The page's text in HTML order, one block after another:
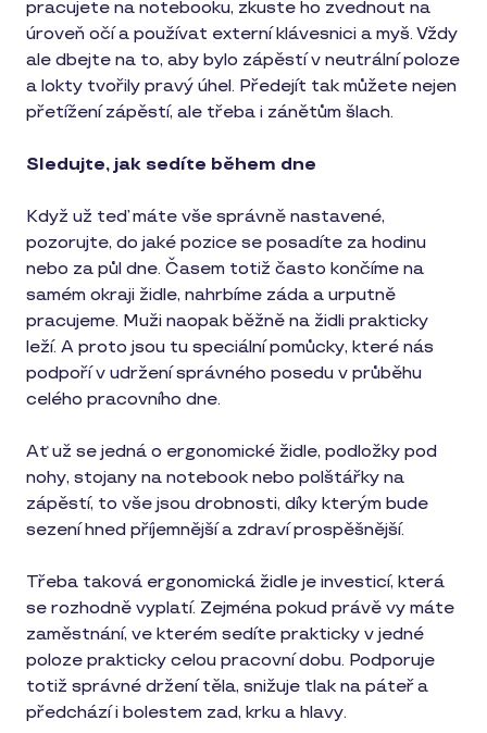
pracujete na notebooku, zkuste ho zvednout na
úroveň očí a používat externí klávesnici a myš. Vždy
ale dbejte na to, aby bylo zápěstí v neutrální poloze
a lokty tvořily pravý úhel. Předejít tak můžete nejen
přetížení zápěstí, ale třeba i zánětům šlach.
Sledujte, jak sedíte během dne
Když už teď máte vše správně nastavené,
pozorujte, do jaké pozice se posadíte za hodinu
nebo za půl dne. Časem totiž často končíme na
samém okraji židle, nahrbíme záda a urputně
pracujeme. Muži naopak běžně na židli prakticky
leží. A proto jsou tu speciální pomůcky, které nás
podpoří v udržení správného posedu v průběhu
celého pracovního dne.
Ať už se jedná o ergonomické židle, podložky pod
nohy, stojany na notebook nebo polštářky na
zápěstí, to vše jsou drobnosti, díky kterým bude
sezení hned příjemnější a zdraví prospěšnější.
Třeba taková ergonomická židle je investicí, která
se rozhodně vyplatí. Zejména pokud právě vy máte
zaměstnání, ve kterém sedíte prakticky v jedné
poloze prakticky celou pracovní dobu. Podporuje
totiž správné držení těla, snižuje tlak na páteř a
předchází i bolestem zad, krku a hlavy.